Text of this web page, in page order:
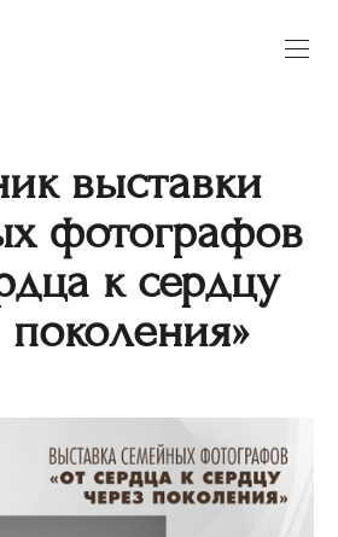
выставки
фотографов
к сердцу
поколения»